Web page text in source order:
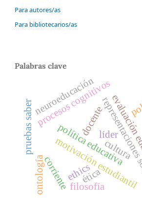
Para autores/as
Para bibliotecarios/as
Palabras clave
líder
política educativa
procesos cognitivos
motivación estudiantil
ética
ethics
corrientefilosofía
neuroeducación
pruebas saber
ontología
docente
cultura